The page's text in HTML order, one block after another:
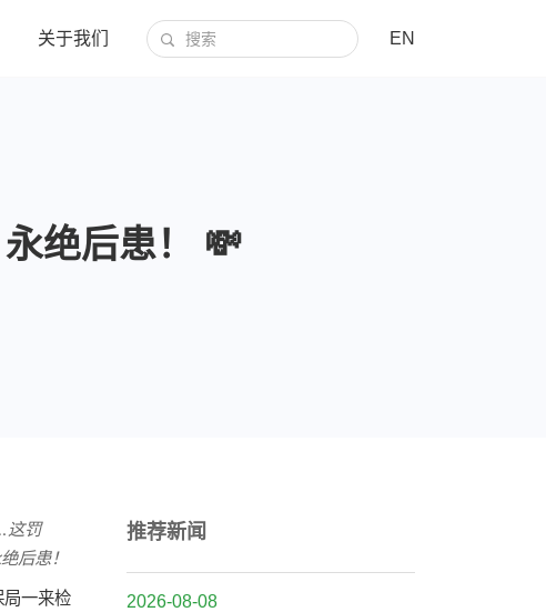
关于我们 EN
绝后患！ 💸
这罚
后患！
一来检
推荐新闻
2026-08-08